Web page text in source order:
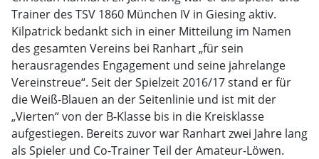
Trainer des TSV 1860 München IV in Giesing aktiv.
Kilpatrick bedankt sich in einer Mitteilung im Namen
des gesamten Vereins bei Ranhart „für sein
herausragendes Engagement und seine jahrelange
Vereinstreue“. Seit der Spielzeit 2016/17 stand er für
die Weiß-Blauen an der Seitenlinie und ist mit der
„Vierten“ von der B-Klasse bis in die Kreisklasse
aufgestiegen. Bereits zuvor war Ranhart zwei Jahre lang
als Spieler und Co-Trainer Teil der Amateur-Löwen.